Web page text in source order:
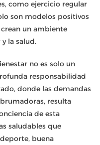
como ejercicio regular
son modelos positivos
un ambiente
la salud.
no es solo un
responsabilidad
donde las demandas
resulta
de esta
saludables que
buena